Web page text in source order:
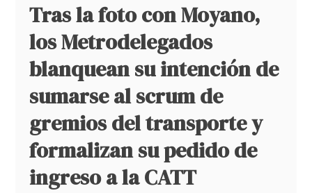
Tras la foto con Moyano,
los Metrodelegados
blanquean su intención de
sumarse al scrum de
gremios del transporte y
formalizan su pedido de
ingreso a la CATT